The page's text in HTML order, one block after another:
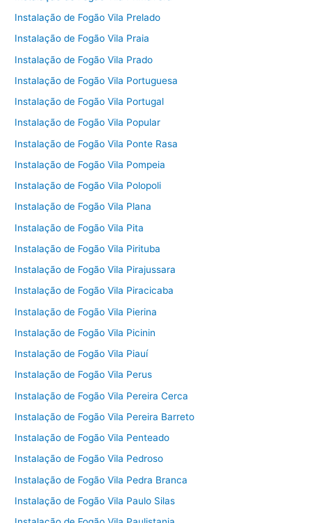
Instalação de Fogão Vila Prelado
Instalação de Fogão Vila Praia
Instalação de Fogão Vila Prado
Instalação de Fogão Vila Portuguesa
Instalação de Fogão Vila Portugal
Instalação de Fogão Vila Popular
Instalação de Fogão Vila Ponte Rasa
Instalação de Fogão Vila Pompeia
Instalação de Fogão Vila Polopoli
Instalação de Fogão Vila Plana
Instalação de Fogão Vila Pita
Instalação de Fogão Vila Pirituba
Instalação de Fogão Vila Pirajussara
Instalação de Fogão Vila Piracicaba
Instalação de Fogão Vila Pierina
Instalação de Fogão Vila Picinin
Instalação de Fogão Vila Piauí
Instalação de Fogão Vila Perus
Instalação de Fogão Vila Pereira Cerca
Instalação de Fogão Vila Pereira Barreto
Instalação de Fogão Vila Penteado
Instalação de Fogão Vila Pedroso
Instalação de Fogão Vila Pedra Branca
Instalação de Fogão Vila Paulo Silas